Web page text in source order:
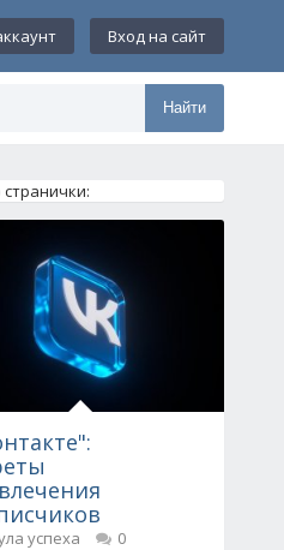
Вход на сайт
Найти
успеха
0